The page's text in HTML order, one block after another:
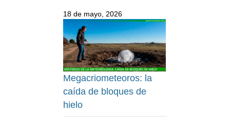
18 de mayo, 2026
Megacriometeoros: la
caída de bloques de
hielo